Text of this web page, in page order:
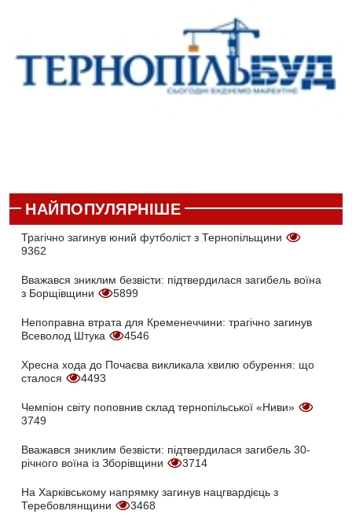
НАЙПОПУЛЯРНІШЕ
Трагічно загинув юний футболіст з Тернопільщини
9362
Вважався зниклим безвісти: підтвердилася загибель воїна
з Борщівщини
5899
Непоправна втрата для Кременеччини: трагічно загинув
Всеволод Штука
4546
Хресна хода до Почаєва викликала хвилю обурення: що
сталося
4493
Чемпіон світу поповнив склад тернопільської «Ниви»
3749
Вважався зниклим безвісти: підтвердилася загибель 30-
річного воїна із Зборівщини
3714
На Харківському напрямку загинув нацгвардієць з
Теребовлянщини
3468